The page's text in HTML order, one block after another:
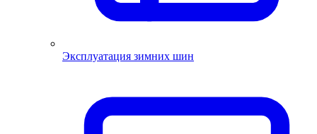
Эксплуатация зимних шин